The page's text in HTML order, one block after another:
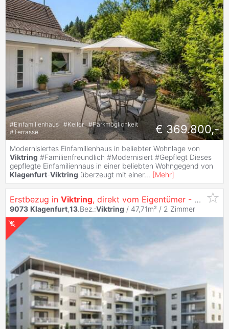
#Einfamilienhaus #Keller #Parkmöglichkeit
#Terrasse € 369.800,-
Modernisiertes Einfamilienhaus in beliebter Wohnlage von
Viktring #Familienfreundlich #Modernisiert #Gepflegt Dieses
gepflegte Einfamilienhaus in einer beliebten Wohngegend von
Klagenfurt-Viktring überzeugt mit einer... [Mehr]
Erstbezug in Viktring, direkt vom Eigentümer - Pärchenhit - sonnige 2 Zimmer Wohnung mit Küche
9073 Klagenfurt,13.Bez.:Viktring / 47,71m² / 2 Zimmer